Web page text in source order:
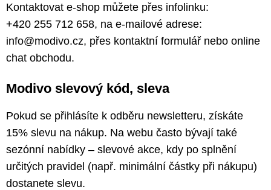
Kontaktovat e-shop můžete přes infolinku:
+420 255 712 658, na e-mailové adrese:
info@modivo.cz, přes kontaktní formulář nebo online
chat obchodu.
Modivo slevový kód, sleva
Pokud se přihlásíte k odběru newsletteru, získáte
15% slevu na nákup. Na webu často bývají také
sezónní nabídky – slevové akce, kdy po splnění
určitých pravidel (např. minimální částky při nákupu)
dostanete slevu.